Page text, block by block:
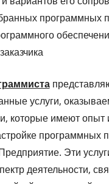
программных
услуги,
которые имеют опыт
программных
Эти
деятельности,